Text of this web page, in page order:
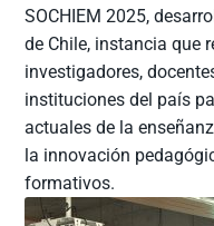
SOCHIEM 2025,
de Chile, instancia que
investigadores,
instituciones del país
actuales de la
la innovación
formativos.